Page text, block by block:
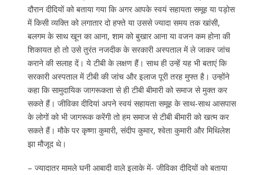
दौरान दीदियों को बताया गया कि अगर आपके स्वयं सहायता समूह या पड़ोस
में किसी व्यक्ति को लगातार दो हफ्ते या उससे ज्यादा समय तक खांसी,
बलगम के साथ खून का आना, शाम को बुखार आना या वजन कम होना की
शिकायत हो तो उसे तुरंत नजदीक के सरकारी अस्पताल में ले जाकर जांच
कराने की सलाह दें। ये टीबी के लक्षण हैं। साथ ही उन्हें यह भी बताएं कि
सरकारी अस्पताल में टीबी की जांच और इलाज पूरी तरह मुफ्त है। उन्होंने
कहा कि सामुदायिक जागरूकता से ही टीबी बीमारी को समाज से मुक्त कर
सकते हैं। जीविका दीदियां अपने स्वयं सहायता समूह के साथ-साथ आसपास
के लोगों को भी जागरूक करेंगी तो हम समाज से टीबी बीमारी को खत्म कर
सकते हैं। मौके पर कृष्णा कुमारी, संदीप कुमार, श्वेता कुमारी और मिथिलेश
झा मौजूद थे।
– ज्यादातर मामले घनी आबादी वाले इलाके में- जीविका दीदियों को बताया